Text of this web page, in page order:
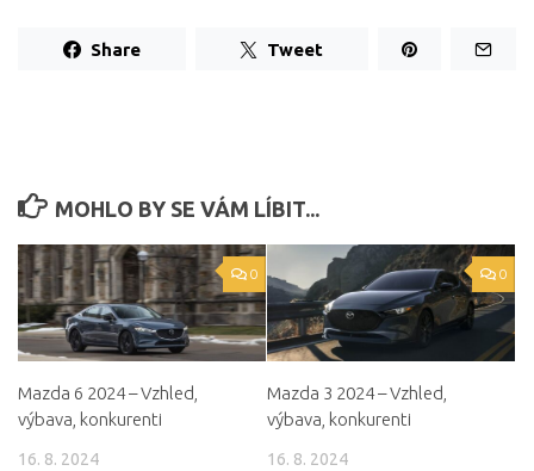
Share Tweet
MOHLO BY SE VÁM LÍBIT...
0
Mazda 6 2024 – Vzhled,
výbava, konkurenti
16. 8. 2024
0
Mazda 3 2024 – Vzhled,
výbava, konkurenti
16. 8. 2024